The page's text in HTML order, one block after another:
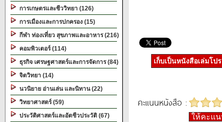
การเกษตรและชีววิทยา (126)
การเมืองและการปกครอง (15)
กีฬา ท่องเที่ยว สุขภาพและอาหาร (216)
คอมพิวเตอร์ (114)
ธุรกิจ เศรษฐศาสตร์และการจัดการ (84)
จิตวิทยา (14)
นวนิยาย อ่านเล่น และนิทาน (22)
วิทยาศาสตร์ (59)
ประวัติศาสตร์และอัตชีวประวัติ (67)
เก็บเป็นหนังสือเล่มโป
คะแนนหนังสือ :
ให้คะแ